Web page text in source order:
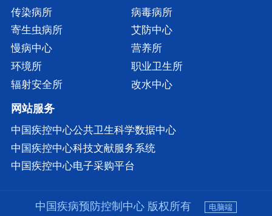
传染病所
病毒病所
寄生虫病所
艾防中心
慢病中心
营养所
环境所
职业卫生所
辐射安全所
改水中心
网站服务
中国疾控中心公共卫生科学数据中心
中国疾控中心科技文献服务系统
中国疾控中心电子采购平台
中国疾病预防控制中心 版权所有 电脑端